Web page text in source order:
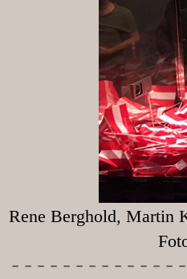
Rene Berghold, Martin
Foto:
-----------